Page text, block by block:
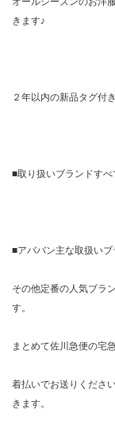
きます♪
２年以内の新品タグ付
■取り扱いブランドす
■アババン主な取扱い
その他定番の人気ブラ
す。
まとめて佐川急便の宅
着払いでお送りくださ
きます。